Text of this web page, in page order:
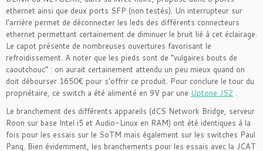
ethernet ainsi que deux ports SFP (non testés). Un interrupteur sur
l’arrière permet de déconnecter les leds des différents connecteurs
ethernet permettant certainement de diminuer le bruit lié à cet éclairage.
Le capot présente de nombreuses ouvertures favorisant le
refroidissement. A noter que les pieds sont de “vulgaires bouts de
caoutchouc” : on aurait certainement attendu un peu mieux quand on
doit débourser 1650€ pour s’offrir ce produit. Pour conclure le tour du
propriétaire, ce switch a été alimenté en 9V par une Uptone JS2 .
Le branchement des différents appareils (dCS Network Bridge, serveur
Roon sur base Intel i5 et Audio-Linux en RAM) ont été identiques à la
fois pour les essais sur le SoTM mais également sur les switches Paul
Pang. Bien évidemment, les branchements pour les essais avec la JCAT